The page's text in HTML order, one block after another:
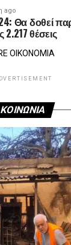
ago
Θα δοθεί
2.217 θέσεις
ΟΙΚΟΝΟΜΙΑ
ΚΟΙΝΩΝΙΑ